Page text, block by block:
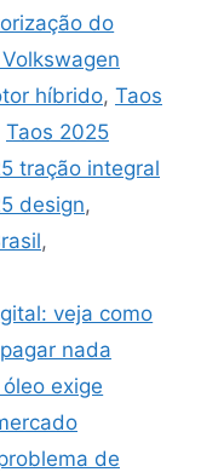
do
híbrido, Taos
Taos 2025
tração integral
design,
,
veja como
nada
exige
de